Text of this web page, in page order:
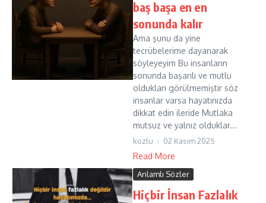
baş başa en en
sonunda kalır
Ama şunu da yine
tecrübelerime dayanarak
söyleyeyim Bu insanların
sonunda başarılı ve mutlu
oldukları görülmemiştir söz
insanlar varsa hayatınızda
dikkat edin ileride Mutlaka
mutsuz ve yalnız olduklar...
kozlu 02 Kasım 2025
Read More
Anlamlı Sözler
Hiçbir İnsan Fazlalık